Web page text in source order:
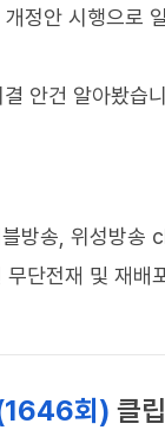
정안 시행으로
안건 알아봤습
방송, 위성방송
단전재 및 재배
회) 클